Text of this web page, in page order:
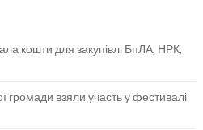
кошти для закупівлі БпЛА, НРК,
громади взяли участь у фестивалі